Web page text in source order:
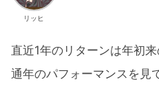
リッヒ
直近1年のリターンは年初
通年のパフォーマンスを見